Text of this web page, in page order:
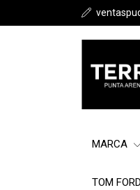
MARCA
TOM FORD